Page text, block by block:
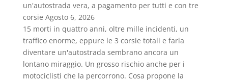
un'autostrada vera, a pagamento per tutti e con tre
corsie Agosto 6, 2026
15 morti in quattro anni, oltre mille incidenti, un
traffico enorme, eppure le 3 corsie totali e farla
diventare un'autostrada sembrano ancora un
lontano miraggio. Un grosso rischio anche per i
motociclisti che la percorrono. Cosa propone la